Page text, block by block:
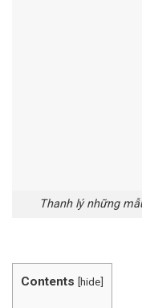
Thanh lý những
Contents [hide]